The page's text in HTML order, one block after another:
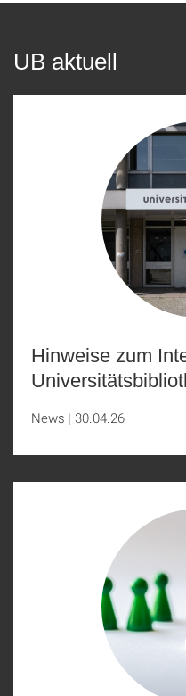
UB aktuell
Hinweise zum
News 30.04.26